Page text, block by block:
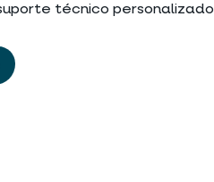
técnico personalizado